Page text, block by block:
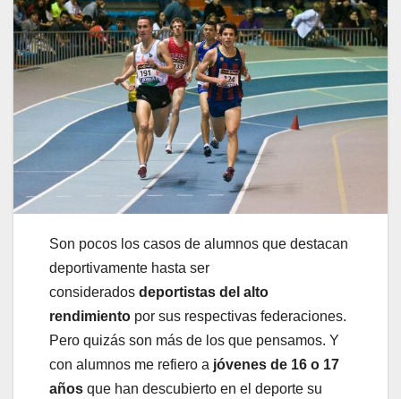
Son pocos los casos de alumnos que destacan
deportivamente hasta ser
considerados deportistas del alto
rendimiento por sus respectivas federaciones.
Pero quizás son más de los que pensamos. Y
con alumnos me refiero a jóvenes de 16 o 17
años que han descubierto en el deporte su